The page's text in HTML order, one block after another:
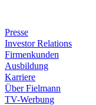
Presse
Investor Relations
Firmenkunden
Ausbildung
Karriere
Über Fielmann
TV-Werbung